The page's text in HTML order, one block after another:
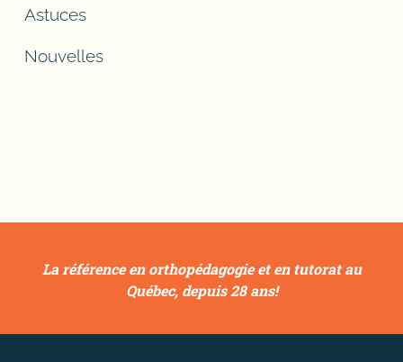
Astuces
Nouvelles
La référence en orthopédagogie et en tutorat au
Québec, depuis 28 ans!